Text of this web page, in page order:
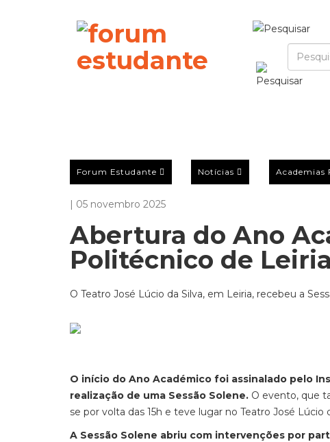
Forum Estudante Notícias Academias
| 05 novembro 2025
Abertura do Ano
Politécnico de
O Teatro José Lúcio da Silva, em Leiria, recebeu a
O início do Ano Académico foi assinalado pelo
realização de uma Sessão Solene. O evento, que
se por volta das 15h e teve lugar no Teatro José Lúcio
A Sessão Solene abriu com intervenções por